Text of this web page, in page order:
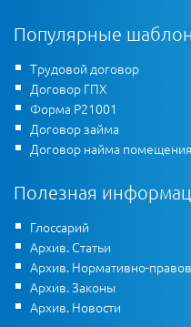
Популярные
Трудовой договор
Договор ГПХ
Форма Р21001
Договор займа
Договор найма помещения
Полезная
Глоссарий
Архив. Статьи
Архив. Нормативно-
Архив. Законы
Архив. Новости